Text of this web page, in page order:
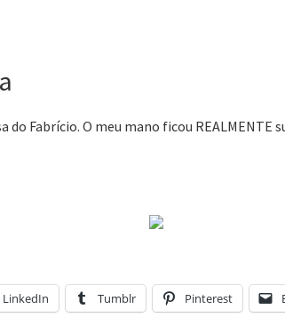
é correto?
Fabrício. O meu mano ficou REALMENTE
LinkedIn Tumblr Pinterest